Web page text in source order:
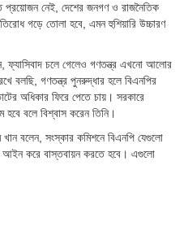
প্রয়োজন নেই, দেশের জনগণ ও রাজনৈতিক
গড়ে তোলা হবে, এমন হুশিয়ারি উচ্চারণ
ফ্যাসিবাদ চলে গেলেও গণতন্ত্র এখনো আলোর
বলছি, গণতন্ত্র পুনরুদ্ধার হলে বিএনপির
অধিকার ফিরে পেতে চায়। সরকারে
হবে বলে বিশ্বাস করেন তিনি।
বলেন, সংস্কার কমিশনে বিএনপি যেগুলো
আইন করে বাস্তবায়ন করতে হবে। এগুলো